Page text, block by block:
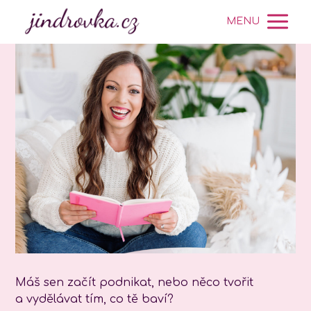
MENU
Máš sen začít podnikat, nebo něco tvořit
a vydělávat tím, co tě baví?